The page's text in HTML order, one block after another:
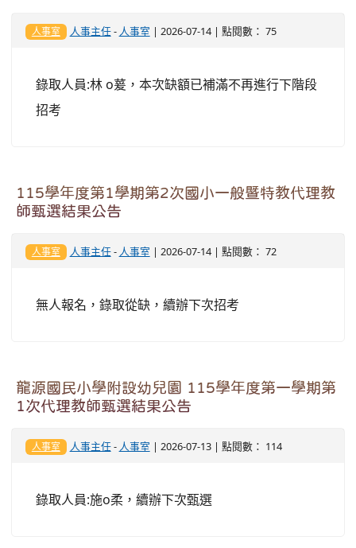
人事室 人事主任- 人事室 | 2026-07-14 | 點閱數： 75
錄取人員:林 o萲，本次缺額已補滿不再進行下階段
招考
115學年度第1學期第2次國小一般暨特教代理教
師甄選結果公告
人事室 人事主任- 人事室 | 2026-07-14 | 點閱數： 72
無人報名，錄取從缺，續辦下次招考
龍源國民小學附設幼兒園 115學年度第一學期第
1次代理教師甄選結果公告
人事室 人事主任- 人事室 | 2026-07-13 | 點閱數： 114
錄取人員:施o柔，續辦下次甄選